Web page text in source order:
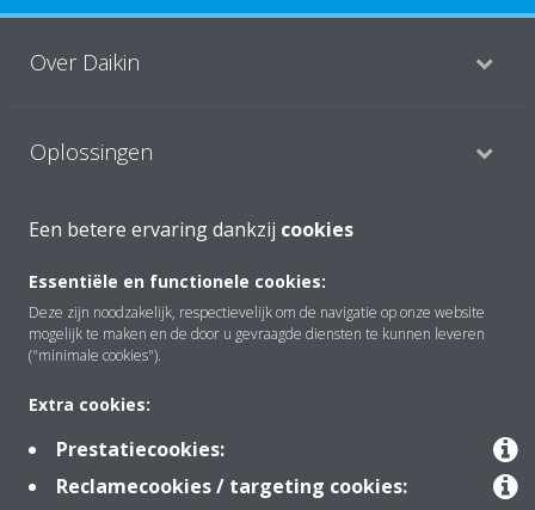
Over Daikin
Oplossingen
Contact
Producten
Beleid inzake gegevensbescherming
Bedrijfsethiek Data Act
Een betere ervaring dankzij cookies
Essentiële en functionele cookies:
Deze zijn noodzakelijk, respectievelijk om de navigatie op onze website
mogelijk te maken en de door u gevraagde diensten te kunnen leveren
("minimale cookies").
Extra cookies:
Prestatiecookies:
Reclamecookies / targeting cookies: